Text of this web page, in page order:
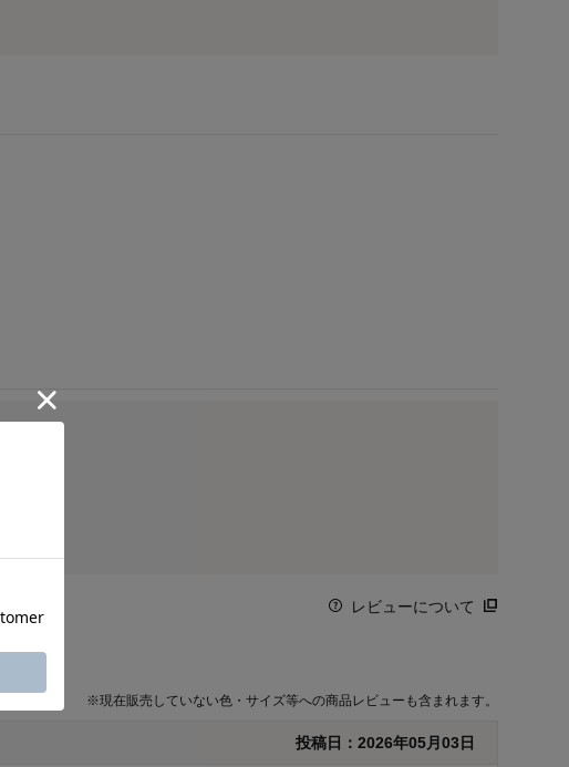
レビューについて
※現在販売していない色・サイズ等への商品レビューも含まれます。
投稿日： 2026年05月03日